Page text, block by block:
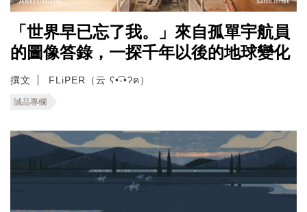
「世界早已忘了我。」來自孤單宇航員
的圖像答錄，一探千年以後的地球變化
撰文 FLiPER（云 ʕ•͡-•ʔฅ）
誠品專欄